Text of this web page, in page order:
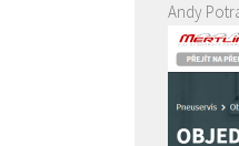
Andy